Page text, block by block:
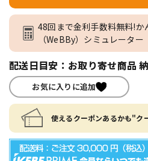
48回まで金利手数料無料!か
（WeBBy）シミュレーター
配送日目安：お取り寄せ商品
お気に入りに追加
使えるクーポンあるかも"ク